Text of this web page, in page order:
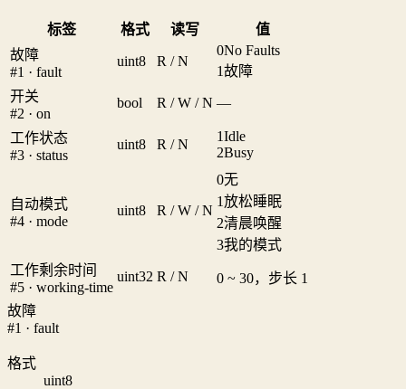
标签 格式 读写
值
故障
#1 · fault
uint8 R / N
0No Faults
1故障
开关
#2 · on
bool R / W / N —
工作状态
#3 · status
uint8 R / N
1Idle
2Busy
自动模式
#4 · mode
uint8 R / W / N
0无
1放松睡眠
2清晨唤醒
3我的模式
工作剩余时间
#5 · working-time
uint32 R / N 0 ~ 30，步长 1
故障
#1 · fault
格式
uint8